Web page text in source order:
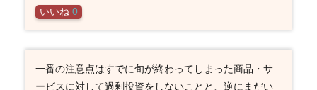
いいね 0
一番の注意点はすでに旬が終わってしまった商品・サ
ービスに対して過剰投資をしないことと、逆にまだい